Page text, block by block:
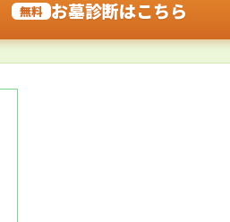
無料 お墓診断はこちら